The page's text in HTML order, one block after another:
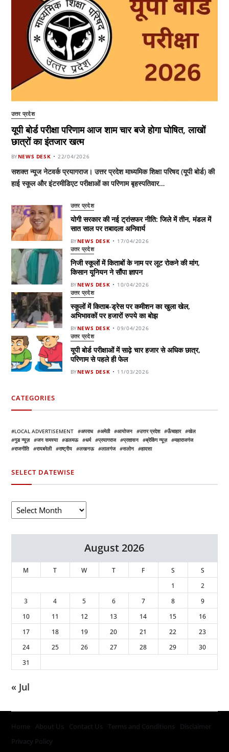
उत्तर प्रदेश
यूपी बोर्ड परीक्षा परिणाम आज शाम चार बजे होगा घोषित, लाखों
छात्रों का इंतजार खत्म
BYNEWS DESK 22/04/2026
सशक्त न्यूज नेटवर्क प्रयागराज। उत्तर प्रदेश माध्यमिक शिक्षा परिषद (यूपी बोर्ड) की
हाई स्कूल और इंटरमीडिएट परीक्षाओं का परिणाम बृहस्पतिवार…
उत्तर प्रदेश
योगी सरकार की नई ट्रांसफर नीति: जिले में तीन, मंडल में
सात साल पर तबादला अनिवार्य
BYNEWS DESK 17/04/2026
उत्तर प्रदेश
निजी स्कूलों में किताबों के नाम पर लूट रोकने की मांग,
किसान यूनियन ने सौंपा ज्ञापन
BYNEWS DESK 10/04/2026
उत्तर प्रदेश
स्कूलों में किताब-ड्रेस पर कमीशन का खुला खेल,
अभिभावकों पर हजारों रुपये का बोझ
BYNEWS DESK 09/04/2026
उत्तर प्रदेश
यूपी बोर्ड परीक्षाओं में साढ़े चार हजार से अधिक छात्र,
परिणाम से पहले ही फेल
BYNEWS DESK 11/03/2026
CATEGORIES
LOCAL ADVERTISEMENT अपराध अमेठी आयोजन उत्तर प्रदेश ऊँचाहार
खेल
गुड न्यूज़
जन समस्या डलमऊ धर्म प्रयागराज प्रशासन ब्रेकिंग न्यूज़
महाराजगंज
राजनीति
रायबरेली राष्ट्रीय लखनऊ लालगंज सलोन हादसा
SELECT DATEWISE
August 2026
M T W T F S
S
1
2
3
4 5 6 7 8
9
10
11 12 13 14 15
16
17
18 19 20 21 22
23
24
25 26 27 28 29
30
31
« Jul
Home About Us Contact Us Terms and Conditions
Disclaimer
Privacy Policy